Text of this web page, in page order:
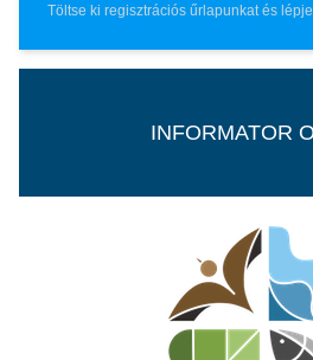
Töltse ki regisztrációs űrlapunkat és
INFORMATOR